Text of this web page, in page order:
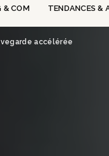
& COM TENDANCES &
accélérée